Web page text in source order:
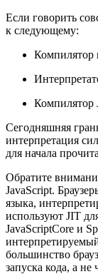
Если говорить
к следующему:
Компилятор
Компилятор
Сегодняшняя
интерпретация
для начала
Обратите
JavaScript.
языка,
используют JIT
JavaScriptCore и
большинство
запуска кода, а